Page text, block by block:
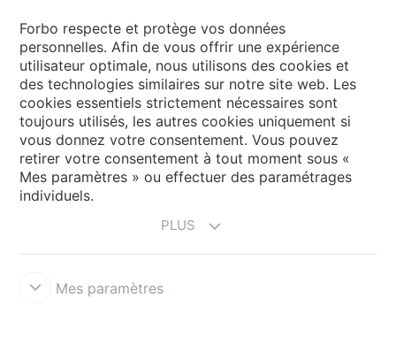
Pages de langue
Choisissez votre langue
My Forbo
Inspiration et références
Forbo respecte et protège vos données
personnelles. Afin de vous offrir une expérience
utilisateur optimale, nous utilisons des cookies et
des technologies similaires sur notre site web. Les
cookies essentiels strictement nécessaires sont
toujours utilisés, les autres cookies uniquement si
vous donnez votre consentement. Vous pouvez
retirer votre consentement à tout moment sous «
Mes paramètres » ou effectuer des paramétrages
individuels.
PLUS
Mes paramètres